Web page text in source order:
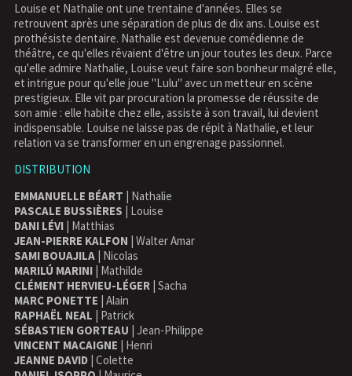
Louise et Nathalie ont une trentaine d'années. Elles se
retrouvent après une séparation de plus de dix ans. Louise est
prothésiste dentaire. Nathalie est devenue comédienne de
théâtre, ce qu'elles rêvaient d'être un jour toutes les deux. Parce
qu'elle admire Nathalie, Louise veut faire son bonheur malgré elle,
et intrigue pour qu'elle joue "Lulu" avec un metteur en scène
prestigieux. Elle vit par procuration la promesse de réussite de
son amie : elle habite chez elle, assiste à son travail, lui devient
indispensable. Louise ne laisse pas de répit à Nathalie, et leur
relation va se transformer en un engrenage passionnel.
DISTRIBUTION
EMMANUELLE BÉART | Nathalie
PASCALE BUSSIÈRES | Louise
DANI LÉVI| Matthias
JEAN-PIERRE KALFON | Walter Amar
SAMI BOUAJILA| Nicolas
MARILÚ MARINI| Mathilde
CLÉMENT HERVIEU-LÉGER| Sacha
MARC PONETTE | Alain
RAPHAËL NEAL | Patrick
SÉBASTIEN GORTEAU | Jean-Philippe
VINCENT MACAIGNE | Henri
JEANNE DAVID| Colette